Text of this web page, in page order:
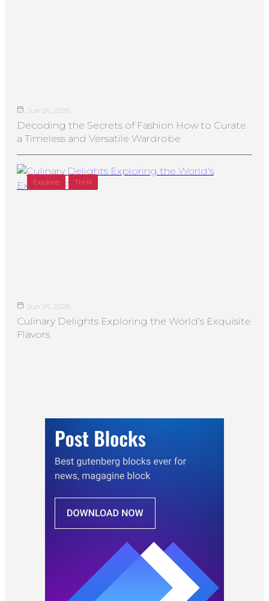
Jun 26, 2026
Decoding the Secrets of Fashion How to Curate
a Timeless and Versatile Wardrobe
Explore Thrill
Jun 26, 2026
Culinary Delights Exploring the World’s Exquisite
Flavors